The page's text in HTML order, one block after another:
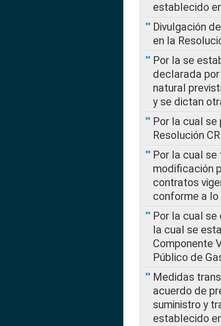
establecido
Divulgación
en la
Por la se
declarada
natural
y se dictan
Por la cual
Resolución
Por la cual
modificación
contratos
conforme a lo
Por la cual se
la cual se
Componente
Público de
Medidas
acuerdo de
suministro y
establecido